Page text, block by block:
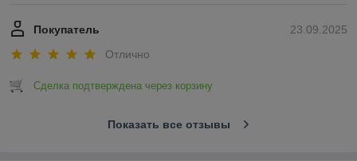
23.09.2025
Покупатель
Отлично
Сделка подтверждена через корзину
Показать все отзывы